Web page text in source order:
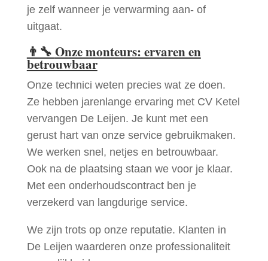
je zelf wanneer je verwarming aan- of
uitgaat.
👨‍🔧 Onze monteurs: ervaren en
betrouwbaar
Onze technici weten precies wat ze doen.
Ze hebben jarenlange ervaring met CV Ketel
vervangen De Leijen. Je kunt met een
gerust hart van onze service gebruikmaken.
We werken snel, netjes en betrouwbaar.
Ook na de plaatsing staan we voor je klaar.
Met een onderhoudscontract ben je
verzekerd van langdurige service.
We zijn trots op onze reputatie. Klanten in
De Leijen waarderen onze professionaliteit